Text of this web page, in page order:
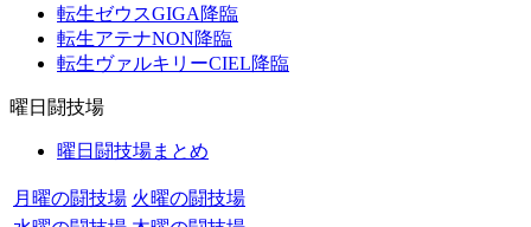
転生ゼウスGIGA降臨
転生アテナNON降臨
転生ヴァルキリーCIEL降臨
曜日闘技場
曜日闘技場まとめ
月曜の闘技場 火曜の闘技場